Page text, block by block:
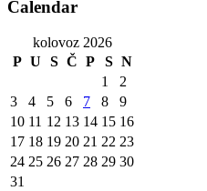
Calendar
kolovoz 2026
P U S Č P S N
1
2
3
4 5 6 7 8
9
10 11 12 13 14 15 16
17 18 19 20 21 22 23
24 25 26 27 28 29 30
31